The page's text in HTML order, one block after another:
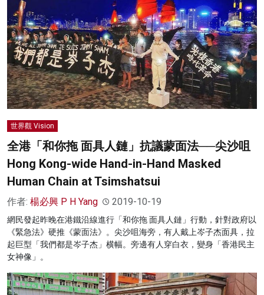
世界觀 Vision
全港「和你拖 面具人鏈」抗議蒙面法──尖沙咀
Hong Kong-wide Hand-in-Hand Masked
Human Chain at Tsimshatsui
作者: 楊必興 P H Yang 2019-10-19
網民發起昨晚在港鐵沿線進行「和你拖 面具人鏈」行動，針對政府以
《緊急法》硬推《蒙面法》。尖沙咀海旁，有人戴上岑子杰面具，拉
起巨型「我們都是岑子杰」横幅。旁邊有人穿白衣，變身「香港民主
女神像」。